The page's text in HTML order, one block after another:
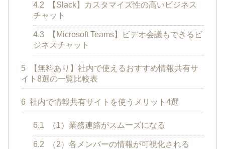
4.2
【Slack】カスタマイズ性の高いビジネス
チャット
4.3
【Microsoft Teams】ビデオ会議もできるビ
ジネスチャット
5
【無料あり】社内で使えるおすすめ情報共有サ
イト8選の一覧比較表
6 社内で情報共有サイトを使うメリット4選
6.1 （1）業務連絡がスムーズになる
6.2 （2）各メンバーの情報が可視化される